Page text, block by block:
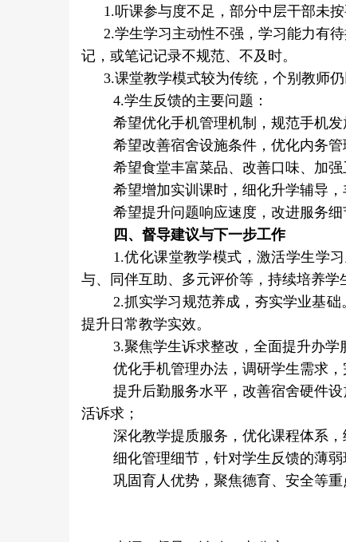
1.听课参与度不足，部分中层干部未
2.学生学习主动性不强，学习能力有
记，或笔记记录不规范、不及时。
3.课堂教学模式较为传统，个别教师
4.学生反馈的主要问题：
希望优化手机管理机制，规范手机
希望改善宿舍设施条件，优化内务管
希望食堂丰富菜品、改善口味、加强
希望增加实训课时，细化升学辅导，
希望提升问题响应速度，改进服务细
四、督导建议与下一步工作
1.优化课堂教学模式，激活学生学
与、同伴互助、多元评价等，持续培养学
2.抓实学习规范养成，夯实学业基
提升日常教学实效。
3.聚焦学生诉求整改，全面提升办学
优化手机管理办法，调研学生需求
提升后勤服务水平，改善宿舍硬件
活诉求；
深化教学提质服务，优化课程体系
细化管理细节，针对学生反馈的薄
巩固育人优势，聚焦德育、安全等